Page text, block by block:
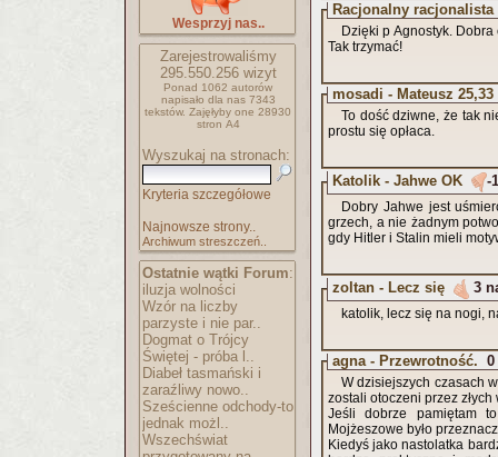
Wesprzyj nas..
Zarejestrowaliśmy
295.550.256wizyt
Ponad 1062 autorów
napisało dla nas 7343
tekstów. Zajęłyby one 28930
stron A4
Wyszukaj na stronach:
Kryteria szczegółowe
Najnowsze strony..
Archiwum streszczeń..
Ostatnie wątki Forum:
iluzja wolności
Wzór na liczby
parzyste i nie par..
Dogmat o Trójcy
Świętej - próba l..
Diabeł tasmański i
zaraźliwy nowo..
Sześcienne odchody-to
jednak możl..
Wszechświat
Racjonalny racjonalista
Dzięki p Agnostyk.
Tak trzymać!
mosadi - Mateusz 25,33
To dość dziwne, że tak
prostu się opłaca.
Katolik - Jahwe OK -
Dobry Jahwe jest
grzech, a nie żadnym
gdy Hitler i Stalin mieli
zoltan - Lecz się 3
katolik, lecz się na nogi,
agna - Przewrotność. 0
W dzisiejszych czasach
zostali otoczeni przez
Jeśli dobrze pamiętam
Mojżeszowe było
Kiedyś jako nastolatka